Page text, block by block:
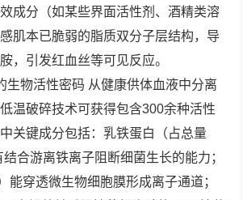
成分（如某些界面活性剂、酒精类溶
肌本已脆弱的脂质双分子层结构，导
，引发红血丝等可见反应。
生物活性密码 从健康供体血液中分离
温破碎技术可获得包含300余种活性
关键成分包括：乳铁蛋白（占总量
合游离铁离子阻断细菌生长的能力；
能穿透微生物细胞膜形成离子通道；